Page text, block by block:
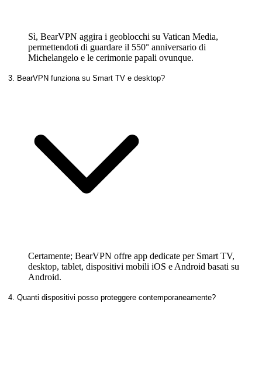
Sì, BearVPN aggira i geoblocchi su Vatican Media,
permettendoti di guardare il 550° anniversario di
Michelangelo e le cerimonie papali ovunque.
3. BearVPN funziona su Smart TV e desktop?
Certamente; BearVPN offre app dedicate per Smart TV,
desktop, tablet, dispositivi mobili iOS e Android basati su
Android.
4. Quanti dispositivi posso proteggere contemporaneamente?